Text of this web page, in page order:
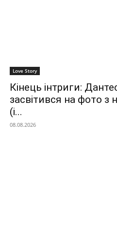
Love Story
Кінець інтриги:
засвітився на фото
(і...
08.08.2026